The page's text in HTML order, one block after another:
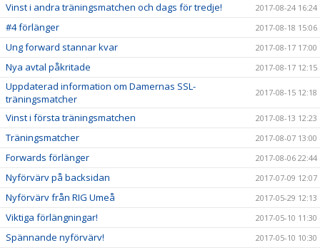
Vinst i andra träningsmatchen och dags för tredje! 2017-08-24 16:24
#4 förlänger 2017-08-18 15:06
Ung forward stannar kvar 2017-08-17 17:00
Nya avtal påkritade 2017-08-17 12:15
Uppdaterad information om Damernas SSL-
träningsmatcher
2017-08-15 12:18
Vinst i första träningsmatchen 2017-08-13 12:23
Träningsmatcher 2017-08-07 13:00
Forwards förlänger 2017-08-06 22:44
Nyförvärv på backsidan 2017-07-09 12:07
Nyförvärv från RIG Umeå 2017-05-29 12:13
Viktiga förlängningar! 2017-05-10 11:30
Spännande nyförvärv! 2017-05-10 10:30